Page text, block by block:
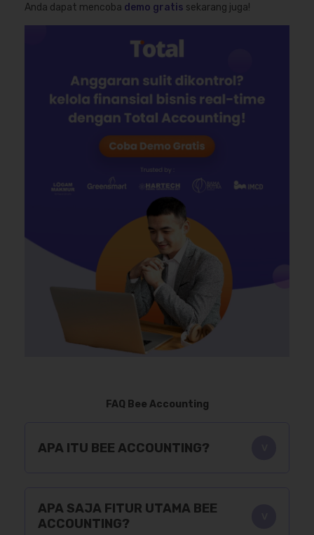
Anda dapat mencoba demo gratis sekarang juga!
FAQ Bee Accounting
APA ITU BEE ACCOUNTING?
APA SAJA FITUR UTAMA BEE
ACCOUNTING?